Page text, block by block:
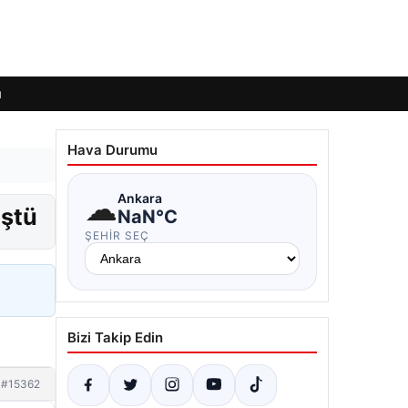
#15362
Hava Durumu
☁Ankara
NaN°C
ŞEHIR SEÇ
Bizi Takip Edin